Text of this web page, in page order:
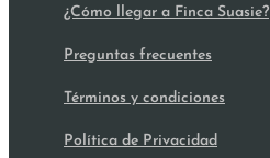
¿Cómo llegar a Finca Suasie?
Preguntas frecuentes
Términos y condiciones
Política de Privacidad